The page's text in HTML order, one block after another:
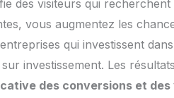
des visiteurs qui
vous augmentez les
qui investissent
investissement. Les
des conversions et